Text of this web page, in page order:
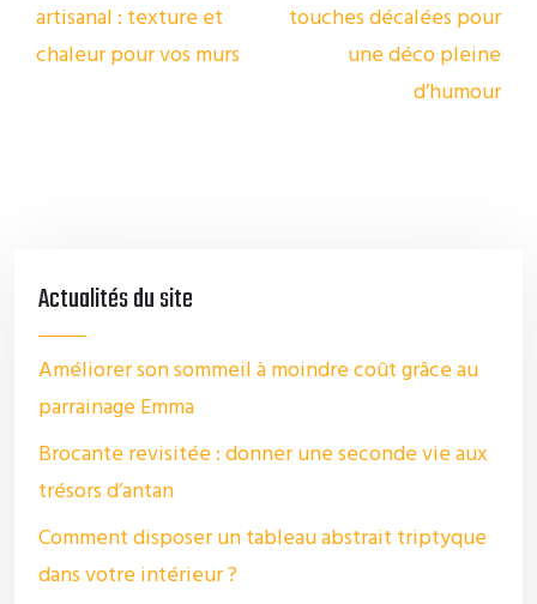
artisanal : texture et
chaleur pour vos murs
touches décalées pour
une déco pleine
d’humour
Actualités du site
Améliorer son sommeil à moindre coût grâce au
parrainage Emma
Brocante revisitée : donner une seconde vie aux
trésors d’antan
Comment disposer un tableau abstrait triptyque
dans votre intérieur ?